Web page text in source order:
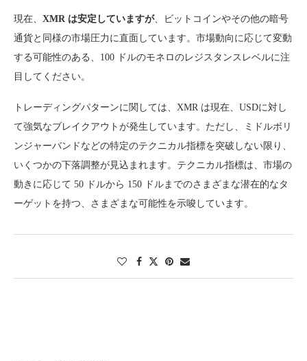
現在、 XMR は安定していますが、ビットコインやその他の暗号
通貨と同様の市場圧力に直面しています。市場動向に応じて変動
する可能性のある、100 ドルのモネロのレジスタンスレベルに注
目してください。
トレーディングパターンに関しては、XMR は現在、USDに対し
て強気なブレイクアウトが発生しています。ただし、ミドルボリ
ンジャーバンドなどの特定のテクニカル指標を突破しない限り、
いくつかの下落調整が見込まれます。テクニカル指標は、市場の
動きに応じて 50 ドルから 150 ドルまでのさまざまな潜在的なタ
ーゲットを持つ、さまざまな可能性を示唆しています。